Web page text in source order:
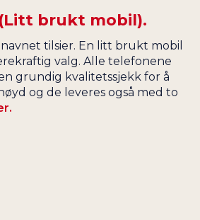
brukt mobil).
tilsier. En litt brukt mobil
valg. Alle telefonene
grundig kvalitetssjekk for å
og de leveres også med to